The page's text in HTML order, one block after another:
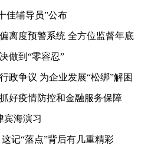
佳辅导员”公布
离度预警系统 全方位监督年底
做到“零容忍”
政争议 为企业发展“松绑”解困
好疫情防控和金融服务保障
宾海演习
记“落点”背后有几重精彩